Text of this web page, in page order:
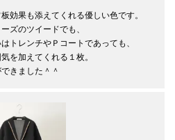
効果も添えてくれる優しい色です。
ズのツイードでも、
トレンチやＰコートであっても、
を加えてくれる１枚。
きました＾＾